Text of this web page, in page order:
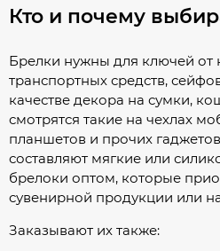
Кто и почему
Брелки нужны для ключей от
транспортных средств,
качестве декора на сумки,
смотрятся такие на чехлах
планшетов и прочих
составляют мягкие или
брелоки оптом, которые
сувенирной продукции или
Заказывают их также: